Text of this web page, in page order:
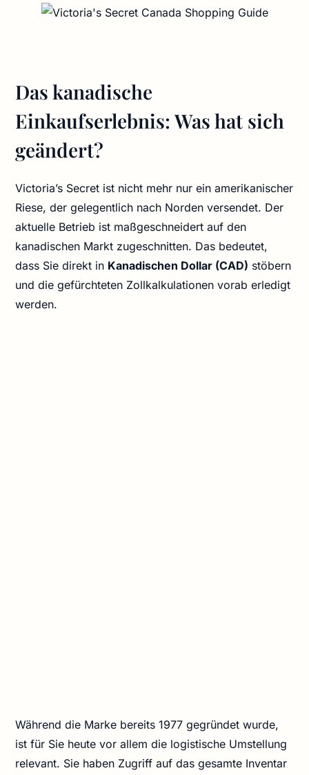
Das kanadische
Einkaufserlebnis: Was hat sich
geändert?
Victoria’s Secret ist nicht mehr nur ein amerikanischer
Riese, der gelegentlich nach Norden versendet. Der
aktuelle Betrieb ist maßgeschneidert auf den
kanadischen Markt zugeschnitten. Das bedeutet,
dass Sie direkt in Kanadischen Dollar (CAD) stöbern
und die gefürchteten Zollkalkulationen vorab erledigt
werden.
Während die Marke bereits 1977 gegründet wurde,
ist für Sie heute vor allem die logistische Umstellung
relevant. Sie haben Zugriff auf das gesamte Inventar